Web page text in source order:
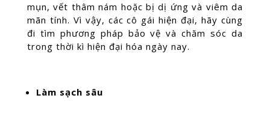
mụn, vết thâm nám hoặc bị dị ứng và viêm da
mãn tính. Vì vậy, các cô gái hiện đại, hãy cùng
đi tìm phương pháp bảo vệ và chăm sóc da
trong thời kì hiện đại hóa ngày nay.
Làm sạch sâu